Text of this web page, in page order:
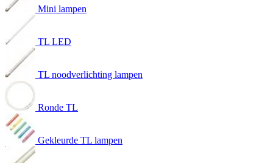
Mini lampen
TL LED
TL noodverlichting lampen
Ronde TL
Gekleurde TL lampen